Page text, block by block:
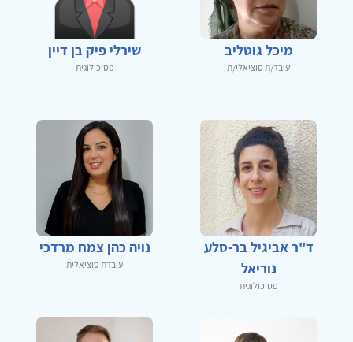
מיכל גוטליב
עובד/ת סוציאלי/ת
שירלי פיק בן דיין
פסיכולוגית
ד"ר אביגיל בר-סלע
נוריאל
פסיכולוגית
נויה כהן צמח מרדכי
עובדת סוציאלית